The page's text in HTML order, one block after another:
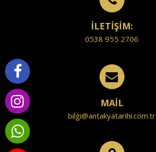
İLETİŞİM:
0538 955 2706
MAİL
bilgi@antakyatarihi.com.tr